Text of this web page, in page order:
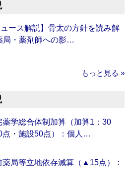
ュース解説】骨太の方針を読み解
局・薬剤師への影…
もっと見る »
薬学総合体制加算（加算1：30
点・施設50点）：個人…
薬局等立地依存減算（▲15点）：